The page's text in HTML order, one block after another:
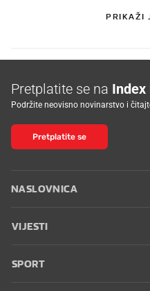
PRIKAŽI
Pretplatite se na Index
Podržite neovisno novinarstvo i
Pretplatite se
NASLOVNICA
VIJESTI
SPORT